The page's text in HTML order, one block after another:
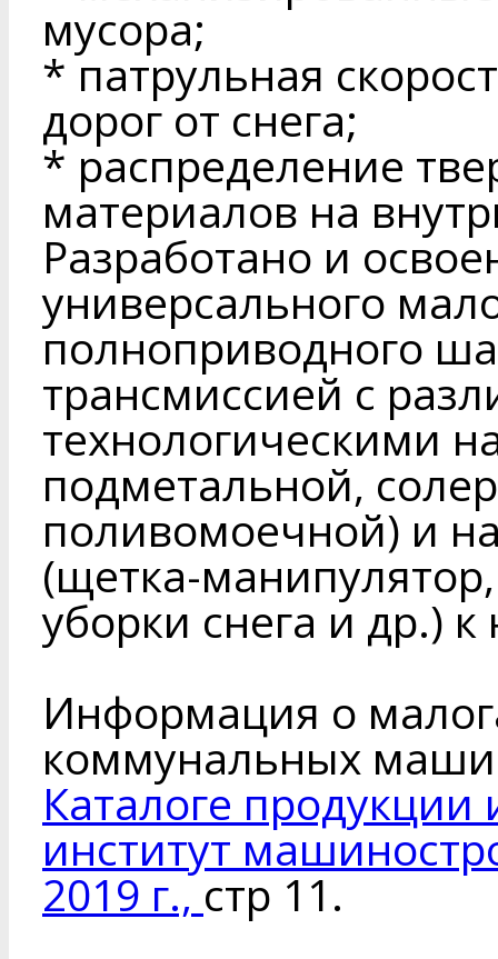
мусора;
* патрульная
дорог от снега;
* распределение
материалов на
Разработано и
универсального
полноприводного
трансмиссией с
технологическими
подметальной,
поливомоечной) и
(щетка-
уборки снега и др.) к
Информация о
коммунальных
Каталоге
институт
2019 г.,стр 11.